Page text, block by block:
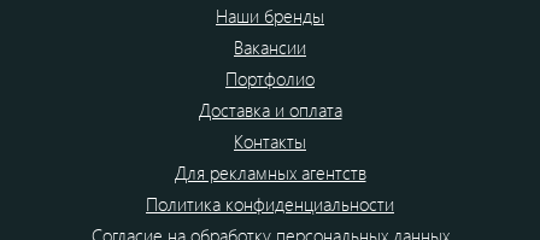
Наши бренды
Вакансии
Портфолио
Доставка и оплата
Контакты
Для рекламных агентств
Политика конфиденциальности